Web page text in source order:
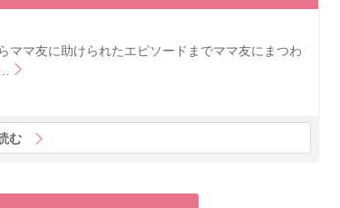
ママ友に助けられたエピソードまでママ友にまつわ
む